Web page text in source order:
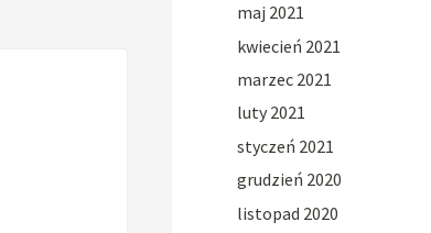
maj 2021
kwiecień 2021
marzec 2021
luty 2021
styczeń 2021
grudzień 2020
listopad 2020